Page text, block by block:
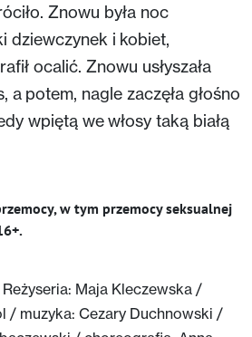
Znowu była noc
dziewczynek i kobiet,
ocalić. Znowu usłyszała
a potem, nagle zaczęła głośno
wpiętą we włosy taką białą
w tym przemocy seksualnej
Maja Kleczewska /
/ muzyka: Cezary Duchnowski /